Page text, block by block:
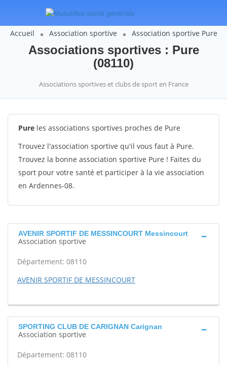
Accueil Association sportive Association sportive Pure
Associations sportives : Pure
(08110)
Associations sportives et clubs de sport en France
Pure les associations sportives proches de Pure
Trouvez l'association sportive qu'il vous faut à Pure.
Trouvez la bonne association sportive Pure ! Faites du
sport pour votre santé et participer à la vie association
en Ardennes-08.
AVENIR SPORTIF DE MESSINCOURT Messincourt
Association sportive
Département: 08110
AVENIR SPORTIF DE MESSINCOURT
SPORTING CLUB DE CARIGNAN Carignan
Association sportive
Département: 08110